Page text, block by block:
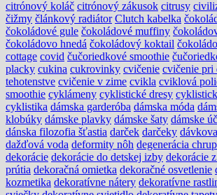
citrónový koláč citrónový zákusok citrusy
čižmy článkový radiátor Clutch kabelka
čokoládové gule čokoládové muffiny
čokoládovo hnedá čokoládový koktail
cottage covid čučoriedkové smoothie
placky cukina cukrovinky cvičenie cvičenie pri
tehotenstve cvičenie v zime cvikla cviklová
smoothie cyklámeny cyklistické dresy
cyklistika dámska garderóba dámska móda
klobúky dámske plavky dámske šaty dámske
dánska filozofia šťastia darček darčeky
dažďová voda deformity nôh degenerácia
dekorácie dekorácie do detskej izby dekorácie
prútia dekoračná omietka dekoračné osvetlenie
kozmetika dekoratívne nátery dekoratívne